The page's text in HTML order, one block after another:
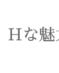
Hな魅